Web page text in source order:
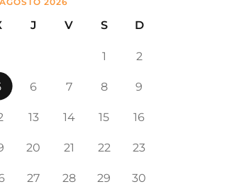
J V S D
1 2
6 7 8 9
13 14 15 16
20 21 22 23
27 28 29 30